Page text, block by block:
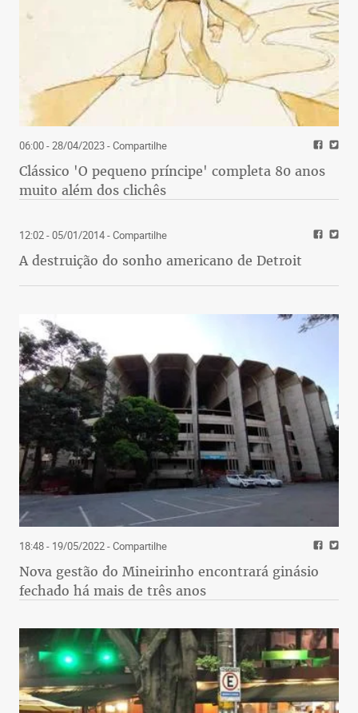
06:00 - 28/04/2023- Compartilhe
Clássico 'O pequeno príncipe' completa 80 anos
muito além dos clichês
12:02 - 05/01/2014- Compartilhe
A destruição do sonho americano de Detroit
18:48 - 19/05/2022- Compartilhe
Nova gestão do Mineirinho encontrará ginásio
fechado há mais de três anos